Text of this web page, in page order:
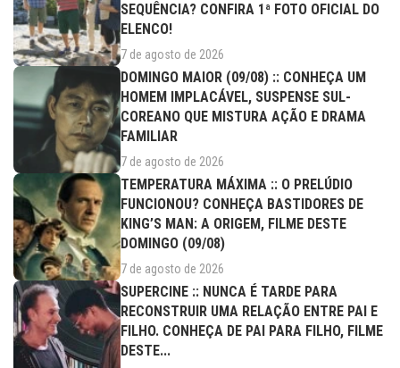
SEQUÊNCIA? CONFIRA 1ª FOTO OFICIAL DO
ELENCO!
7 de agosto de 2026
DOMINGO MAIOR (09/08) :: CONHEÇA UM
HOMEM IMPLACÁVEL, SUSPENSE SUL-
COREANO QUE MISTURA AÇÃO E DRAMA
FAMILIAR
7 de agosto de 2026
TEMPERATURA MÁXIMA :: O PRELÚDIO
FUNCIONOU? CONHEÇA BASTIDORES DE
KING’S MAN: A ORIGEM, FILME DESTE
DOMINGO (09/08)
7 de agosto de 2026
SUPERCINE :: NUNCA É TARDE PARA
RECONSTRUIR UMA RELAÇÃO ENTRE PAI E
FILHO. CONHEÇA DE PAI PARA FILHO, FILME
DESTE...